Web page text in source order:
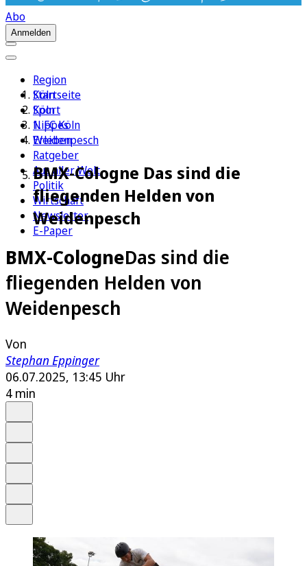
Abo
Anmelden
Region
Köln
Sport
1. FC Köln
Erleben
Ratgeber
Aus aller Welt
Politik
Wirtschaft
Newsletter
E-Paper
Startseite
Köln
Nippes
Weidenpesch
BMX-Cologne Das sind die
fliegenden Helden von
Weidenpesch
BMX-CologneDas sind die
fliegenden Helden von
Weidenpesch
Von
Stephan Eppinger
06.07.2025, 13:45 Uhr
4 min